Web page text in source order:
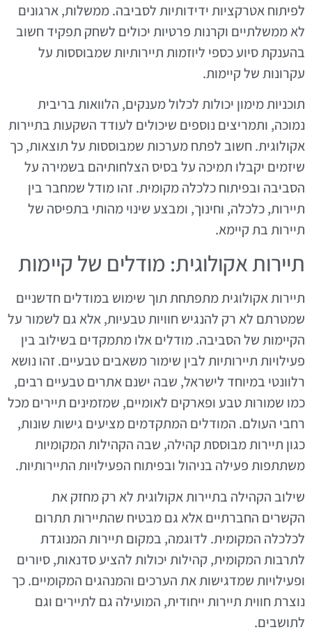
לפיתוח אטרקציות ידידותיות לסביבה. ממשלות, ארגונים
לא ממשלתיים וקרנות פרטיות יכולים לשחק תפקיד חשוב
בהענקת סיוע כספי ליוזמות תיירותיות שמבוססות על
עקרונות של קיימות.
תוכניות מימון יכולות לכלול מענקים, הלוואות בריבית
נמוכה, ותמריצים נוספים שיכולים לעודד השקעות בתיירות
אקולוגית. חשוב לפתח מערכות שמבוססות על תוצאות, כך
שיזמים יקבלו תמיכה על בסיס הצלחותיהם בשמירה על
הסביבה ובפיתוח כלכלה מקומית. זהו מודל שמחבר בין
תיירות, כלכלה, וחינוך, ומבצע שינוי מהותי בתפיסה של
תיירות בת קיימא.
תיירות אקולוגית: מודלים של קיימות
תיירות אקולוגית מתפתחת תוך שימוש במודלים חדשניים
שמטרתם לא רק להנגיש חוויות טבעיות, אלא גם לשמור על
הקיימות של הסביבה. מודלים אלו מתמקדים בשילוב בין
פעילויות תיירותיות לבין שימור משאבים טבעיים. זהו נושא
רלוונטי במיוחד לישראל, שבה ישנם אתרים טבעיים רבים,
כמו שמורות טבע ופארקים לאומיים, שמזמינים תיירים מכל
רחבי העולם. המודלים המתקדמים מציעים גישות שונות,
כגון תיירות מבוססת קהילה, שבה הקהילות המקומיות
משתתפות פעילה בניהול ובפיתוח הפעילויות התיירותיות.
שילוב הקהילה בתיירות אקולוגית לא רק מחזק את
הקשרים החברתיים אלא גם מבטיח שהתיירות תתרום
לכלכלה המקומית. לדוגמה, במקום תיירות המנוגדת
לתרבות המקומית, קהילות יכולות להציע סדנאות, סיורים
ופעילויות שמדגישות את הערכים והמנהגים המקומיים. כך
נוצרת חווית תיירות ייחודית, המועילה גם לתיירים וגם
לתושבים.